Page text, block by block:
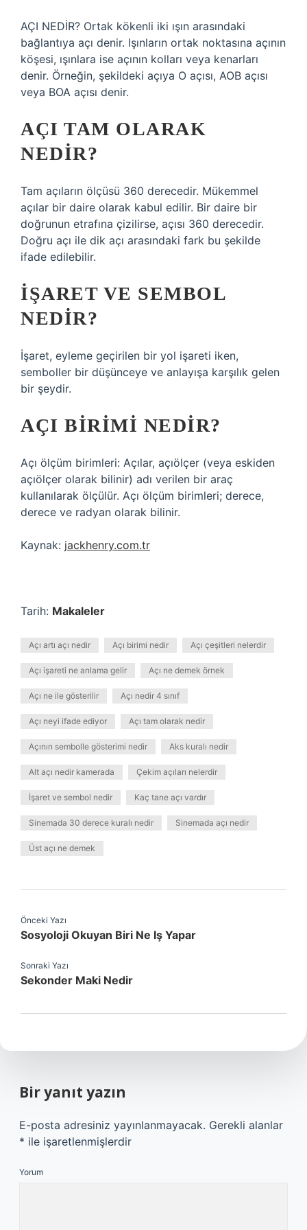
AÇI NEDİR? Ortak kökenli iki ışın arasındaki
bağlantıya açı denir. Işınların ortak noktasına açının
köşesi, ışınlara ise açının kolları veya kenarları
denir. Örneğin, şekildeki açıya O açısı, AOB açısı
veya BOA açısı denir.
AÇI TAM OLARAK
NEDIR?
Tam açıların ölçüsü 360 derecedir. Mükemmel
açılar bir daire olarak kabul edilir. Bir daire bir
doğrunun etrafına çizilirse, açısı 360 derecedir.
Doğru açı ile dik açı arasındaki fark bu şekilde
ifade edilebilir.
İŞARET VE SEMBOL
NEDIR?
İşaret, eyleme geçirilen bir yol işareti iken,
semboller bir düşünceye ve anlayışa karşılık gelen
bir şeydir.
AÇI BIRIMI NEDIR?
Açı ölçüm birimleri: Açılar, açıölçer (veya eskiden
açıölçer olarak bilinir) adı verilen bir araç
kullanılarak ölçülür. Açı ölçüm birimleri; derece,
derece ve radyan olarak bilinir.
Kaynak: jackhenry.com.tr
Tarih: Makaleler
Açı artı açı nedir Açı birimi nedir Açı çeşitleri nelerdir
Açı işareti ne anlama gelir Açı ne demek örnek
Açı ne ile gösterilir Açı nedir 4 sınıf
Açı neyi ifade ediyor Açı tam olarak nedir
Açının sembolle gösterimi nedir Aks kuralı nedir
Alt açı nedir kamerada Çekim açıları nelerdir
İşaret ve sembol nedir Kaç tane açı vardır
Sinemada 30 derece kuralı nedir Sinemada açı nedir
Üst açı ne demek
Önceki Yazı
Sosyoloji Okuyan Biri Ne Iş Yapar
Sonraki Yazı
Sekonder Maki Nedir
Bir yanıt yazın
E-posta adresiniz yayınlanmayacak. Gerekli alanlar
* ile işaretlenmişlerdir
Yorum